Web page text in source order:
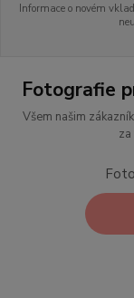
Informace o novém
Fotografie
Všem našim